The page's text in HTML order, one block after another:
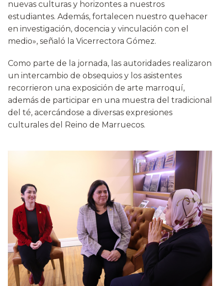
nuevas culturas y horizontes a nuestros
estudiantes. Además, fortalecen nuestro quehacer
en investigación, docencia y vinculación con el
medio», señaló la Vicerrectora Gómez.
Como parte de la jornada, las autoridades realizaron
un intercambio de obsequios y los asistentes
recorrieron una exposición de arte marroquí,
además de participar en una muestra del tradicional
del té, acercándose a diversas expresiones
culturales del Reino de Marruecos.